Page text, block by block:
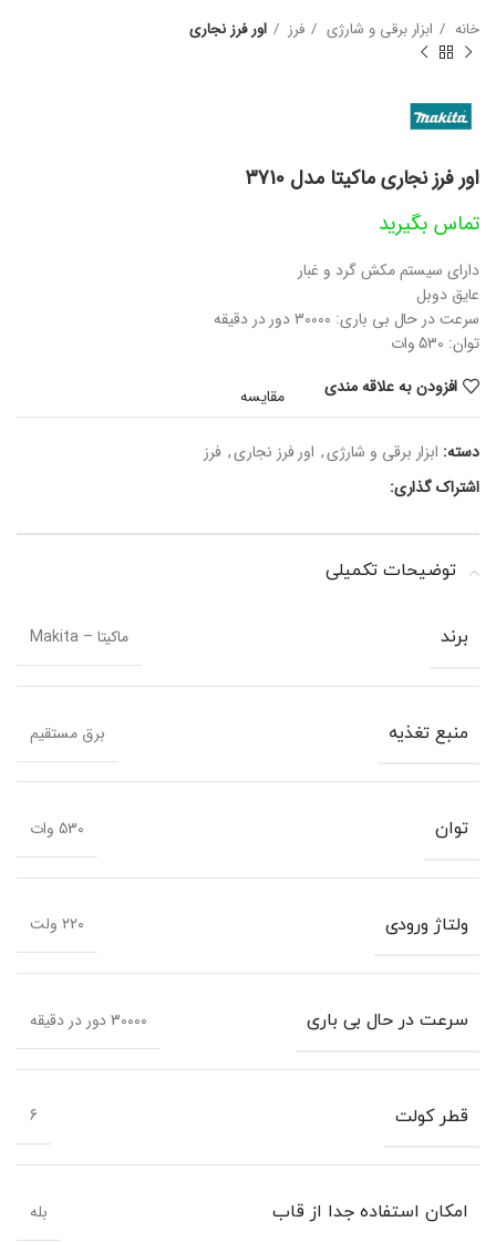
خانه ابزار برقی و شارژی فرز اور فرز نجاری
اور فرز نجاری ماکیتا مدل 3710
تماس بگیرید
دارای سیستم مکش گرد و غبار
عایق دوبل
سرعت در حال بی باری: 30000 دور در دقیقه
توان: 530 وات
افزودن به علاقه مندی
مقایسه
دسته: ابزار برقی و شارژی, اور فرز نجاری, فرز
اشتراک گذاری:
توضیحات تکمیلی
برند ماکیتا – Makita
منبع تغذیه برق مستقیم
توان 530 وات
ولتاژ ورودی ۲۲۰ ولت
سرعت در حال بی باری 30000 دور در دقیقه
قطر کولت 6
امکان استفاده جدا از قاب بله